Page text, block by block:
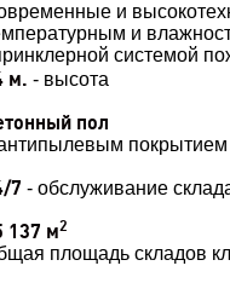
и
и
системой
м. - высота
пол
покрытием
7 - обслуживание
137 м2
площадь складов